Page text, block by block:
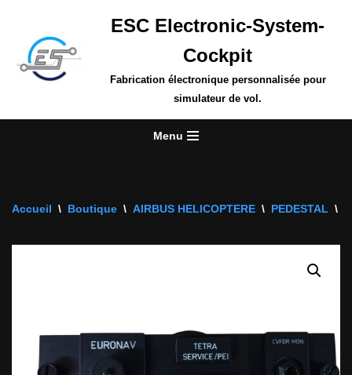
Aller
au
contenu
ESC Electronic-System-
Cockpit
Fabrication électronique personnalisée pour
simulateur de vol.
Menu
Accueil \ Boutique \ AIRBUS HELICOPTERE \ PEDESTAL \